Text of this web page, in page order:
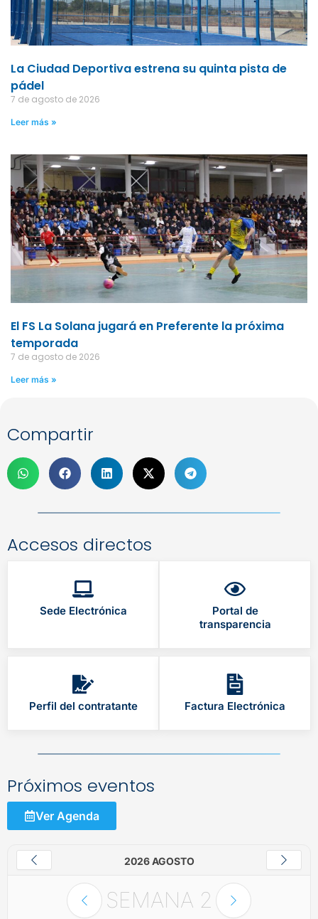
La Ciudad Deportiva estrena su quinta pista de
pádel
7 de agosto de 2026
Leer más »
El FS La Solana jugará en Preferente la próxima
temporada
7 de agosto de 2026
Leer más »
Compartir
Accesos directos
Sede Electrónica
Portal de
transparencia
Perfil del contratante Factura Electrónica
Próximos eventos
Ver Agenda
2026 AGOSTO
SEMANA 2